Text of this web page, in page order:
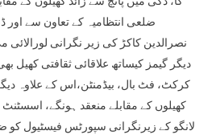
ضلعی انتظامیہ کے تعاون سے
نصرالدین کاکڑ کی زیر نگرانی
دیگر گیمز کیساتھ علاقائی ثقافتی کھیل
کرکٹ، فٹ بال، بیڈمنٹن،اس کے علاوہ
کھیلوں کے مقابلے منعقد ہونگے، اسسٹنٹ
لانگو کے زیرنگرانی سپورٹس فیسٹیول